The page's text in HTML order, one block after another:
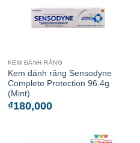
KEM ĐÁNH RĂNG
Kem đánh răng Sensodyne
Complete Protection 96.4g
(Mint)
₫180,000